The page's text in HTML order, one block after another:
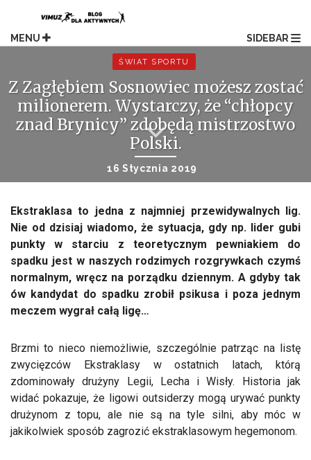
content
MENU SIDEBAR
ŚWIAT SPORTU
Z Zagłębiem Sosnowiec możesz zostać
milionerem. Wystarczy, że “chłopcy
znad Brynicy” zdobędą mistrzostwo
Polski.
16 Stycznia 2019
Ekstraklasa to jedna z najmniej przewidywalnych lig.
Nie od dzisiaj wiadomo, że sytuacja, gdy np. lider gubi
punkty w starciu z teoretycznym pewniakiem do
spadku jest w naszych rodzimych rozgrywkach czymś
normalnym, wręcz na porządku dziennym. A gdyby tak
ów kandydat do spadku zrobił psikusa i poza jednym
meczem wygrał całą ligę…
Brzmi to nieco niemożliwie, szczególnie patrząc na listę
zwycięzców Ekstraklasy w ostatnich latach, którą
zdominowały drużyny Legii, Lecha i Wisły. Historia jak
widać pokazuje, że ligowi outsiderzy mogą urywać punkty
drużynom z topu, ale nie są na tyle silni, aby móc w
jakikolwiek sposób zagrozić ekstraklasowym hegemonom.